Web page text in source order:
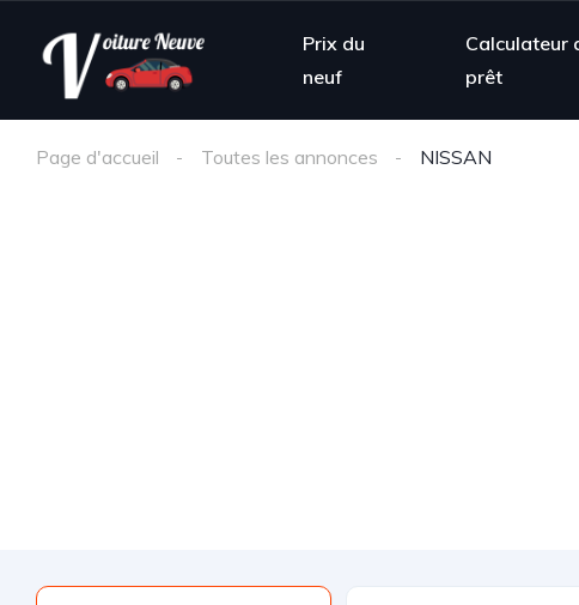
Prix du
neuf
Calculateur
prêt
Page d'accueil Toutes les annonces NISSAN